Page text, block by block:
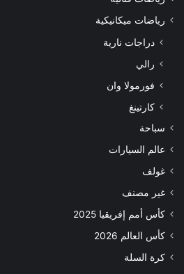
رياضات ميكانيكية
دراجات نارية
رالي
فورمولا وان
كارتينغ
سباحة
عالم السيارات
غولف
غير مصنف
كأس أمم إفريقيا 2025
كأس العالم 2026
كرة السلة